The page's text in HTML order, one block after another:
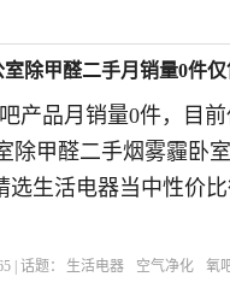
除甲醛二手月销量0件仅
产品月销量0件，目前
除甲醛二手烟雾霾卧
选生活电器当中性价
| 话题： 生活电器 空气净化 氧